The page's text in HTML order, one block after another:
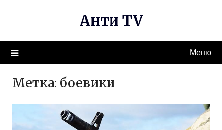
Анти TV
Меню
Метка: боевики